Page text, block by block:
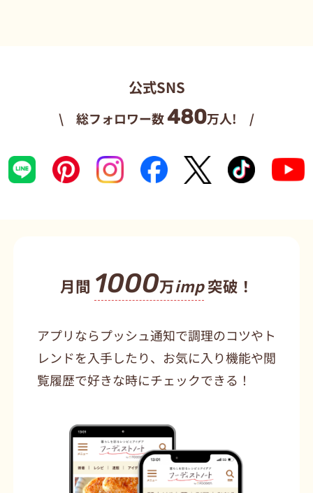
公式SNS
\ 総フォロワー数480万人! /
月間 1000万imp突破！
アプリならプッシュ通知で調理のコツやト
レンドを入手したり、お気に入り機能や閲
覧履歴で好きな時にチェックできる！